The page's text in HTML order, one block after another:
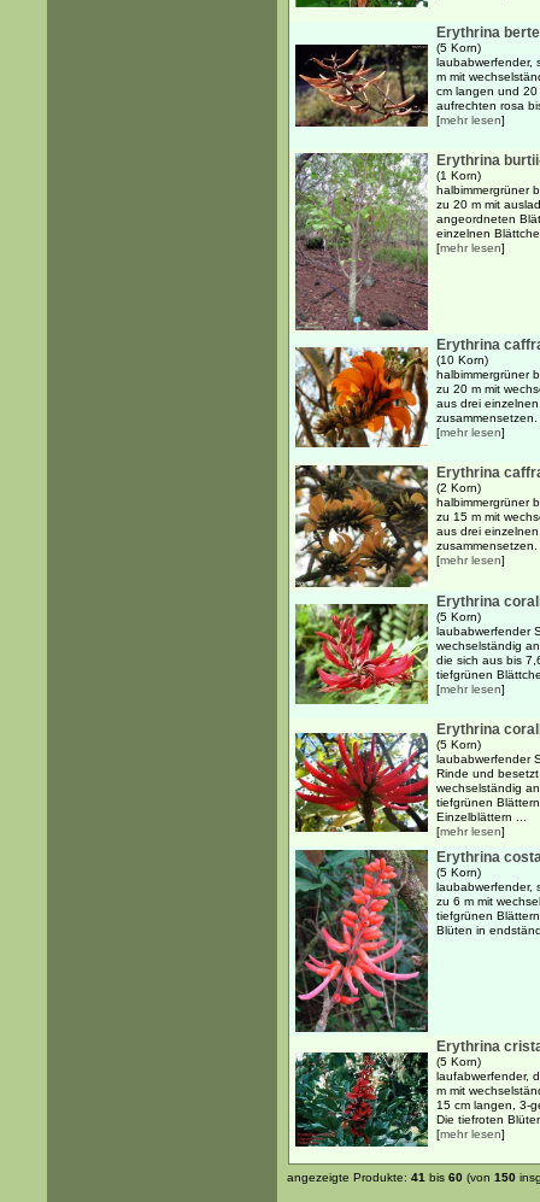
Erythrina
(5 Korn)
laubabwerfender,
m mit
cm langen und
aufrechten rosa
[mehr lesen]
Erythrina
(1 Korn)
halbimmergrüner
zu 20 m mit
angeordneten
einzelnen
[mehr lesen]
Erythrina
(10 Korn)
halbimmergrüner
zu 20 m mit
aus drei
[mehr lesen]
Erythrina
(2 Korn)
halbimmergrüner
zu 15 m mit
aus drei
[mehr lesen]
Erythrina
(5 Korn)
laubabwerfender
wechselständig
die sich aus bis
tiefgrünen
[mehr lesen]
Erythrina
(5 Korn)
laubabwerfender
Rinde und
wechselständig
tiefgrünen
Einzelblättern ...
[mehr lesen]
Erythrina
(5 Korn)
laubabwerfender,
zu 6 m mit
tiefgrünen
Blüten in
Erythrina
(5 Korn)
laufabwerfender,
m mit
15 cm langen, 3-
Die tiefroten
[mehr lesen]
angezeigte Produkte: 41 bis 60 (von 150